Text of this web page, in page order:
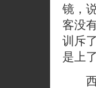
镜，
客没
训斥
是上
西